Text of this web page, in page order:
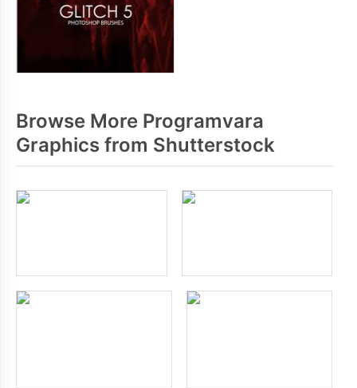
Browse More Programvara
Graphics from Shutterstock